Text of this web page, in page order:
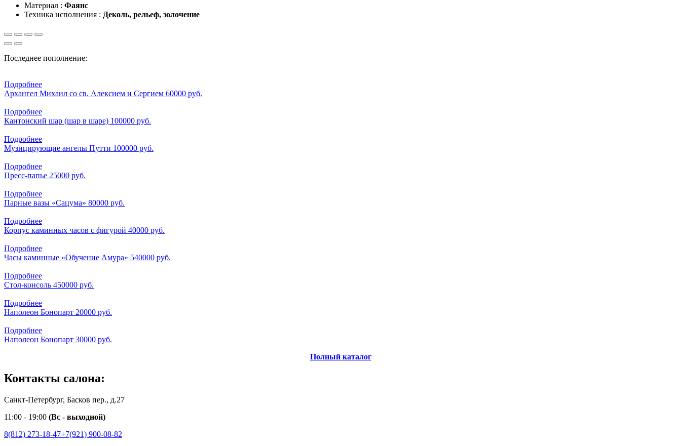
Материал : Фаянс
Техника исполнения : Деколь, рельеф, золочение
Последнее пополнение:
Подробнее
Архангел Михаил со св. Алексием и Сергием 60000 руб.
Подробнее
Кантонский шар (шар в шаре) 100000 руб.
Подробнее
Музицирующие ангелы Путти 100000 руб.
Подробнее
Пресс-папье 25000 руб.
Подробнее
Парные вазы «Сацума» 80000 руб.
Подробнее
Корпус каминных часов с фигурой 40000 руб.
Подробнее
Часы каминные «Обучение Амура» 540000 руб.
Подробнее
Стол-консоль 450000 руб.
Подробнее
Наполеон Бонопарт 20000 руб.
Подробнее
Наполеон Бонопарт 30000 руб.
Полный каталог
Контакты салона:
Санкт-Петербург, Басков пер., д.27
11:00 - 19:00 (Вс - выходной)
8(812) 273-18-47+7(921) 900-08-82